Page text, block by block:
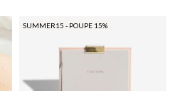
SUMMER15 - POUPE 15%